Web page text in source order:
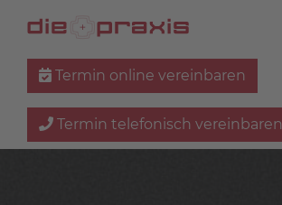
Termin online vereinbaren
Termin telefonisch vereinbaren